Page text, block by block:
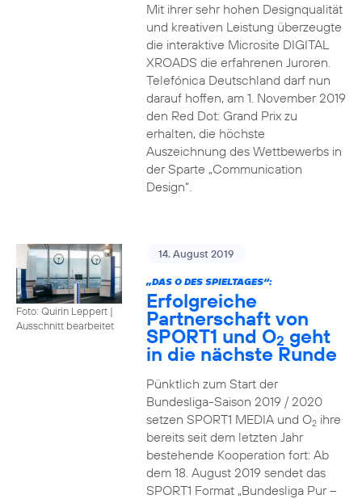
Mit ihrer sehr hohen Designqualität
und kreativen Leistung überzeugte
die interaktive Microsite DIGITAL
XROADS die erfahrenen Juroren.
Telefónica Deutschland darf nun
darauf hoffen, am 1. November 2019
den Red Dot: Grand Prix zu
erhalten, die höchste
Auszeichnung des Wettbewerbs in
der Sparte „Communication
Design“.
Foto: Quirin Leppert |
Ausschnitt bearbeitet
14. August 2019
„DAS O DES SPIELTAGES“:
Erfolgreiche
Partnerschaft von
SPORT1 und O2 geht
in die nächste Runde
Pünktlich zum Start der
Bundesliga-Saison 2019 / 2020
setzen SPORT1 MEDIA und O2ihre
bereits seit dem letzten Jahr
bestehende Kooperation fort: Ab
dem 18. August 2019 sendet das
SPORT1 Format „Bundesliga Pur –